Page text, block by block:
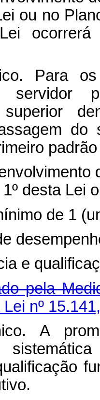
ou no
ocorrerá
Para
servidor
superior
desta Lei
de 1
e
pela
nº
A